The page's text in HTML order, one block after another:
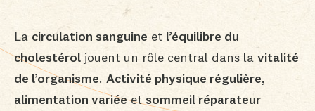
La circulation sanguine et l’équilibre du
cholestérol jouent un rôle central dans la vitalité
de l’organisme. Activité physique régulière,
alimentation variéeet sommeil réparateur